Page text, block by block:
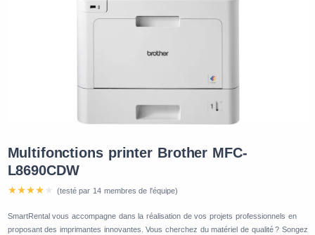
Multifonctions printer Brother MFC-
L8690CDW
(testé par 14 membres de l'équipe)
SmartRental vous accompagne dans la réalisation de vos projets professionnels en
proposant des imprimantes innovantes. Vous cherchez du matériel de qualité ? Songez